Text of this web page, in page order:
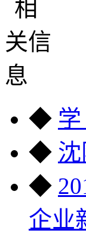
◆
◆
◆
企业